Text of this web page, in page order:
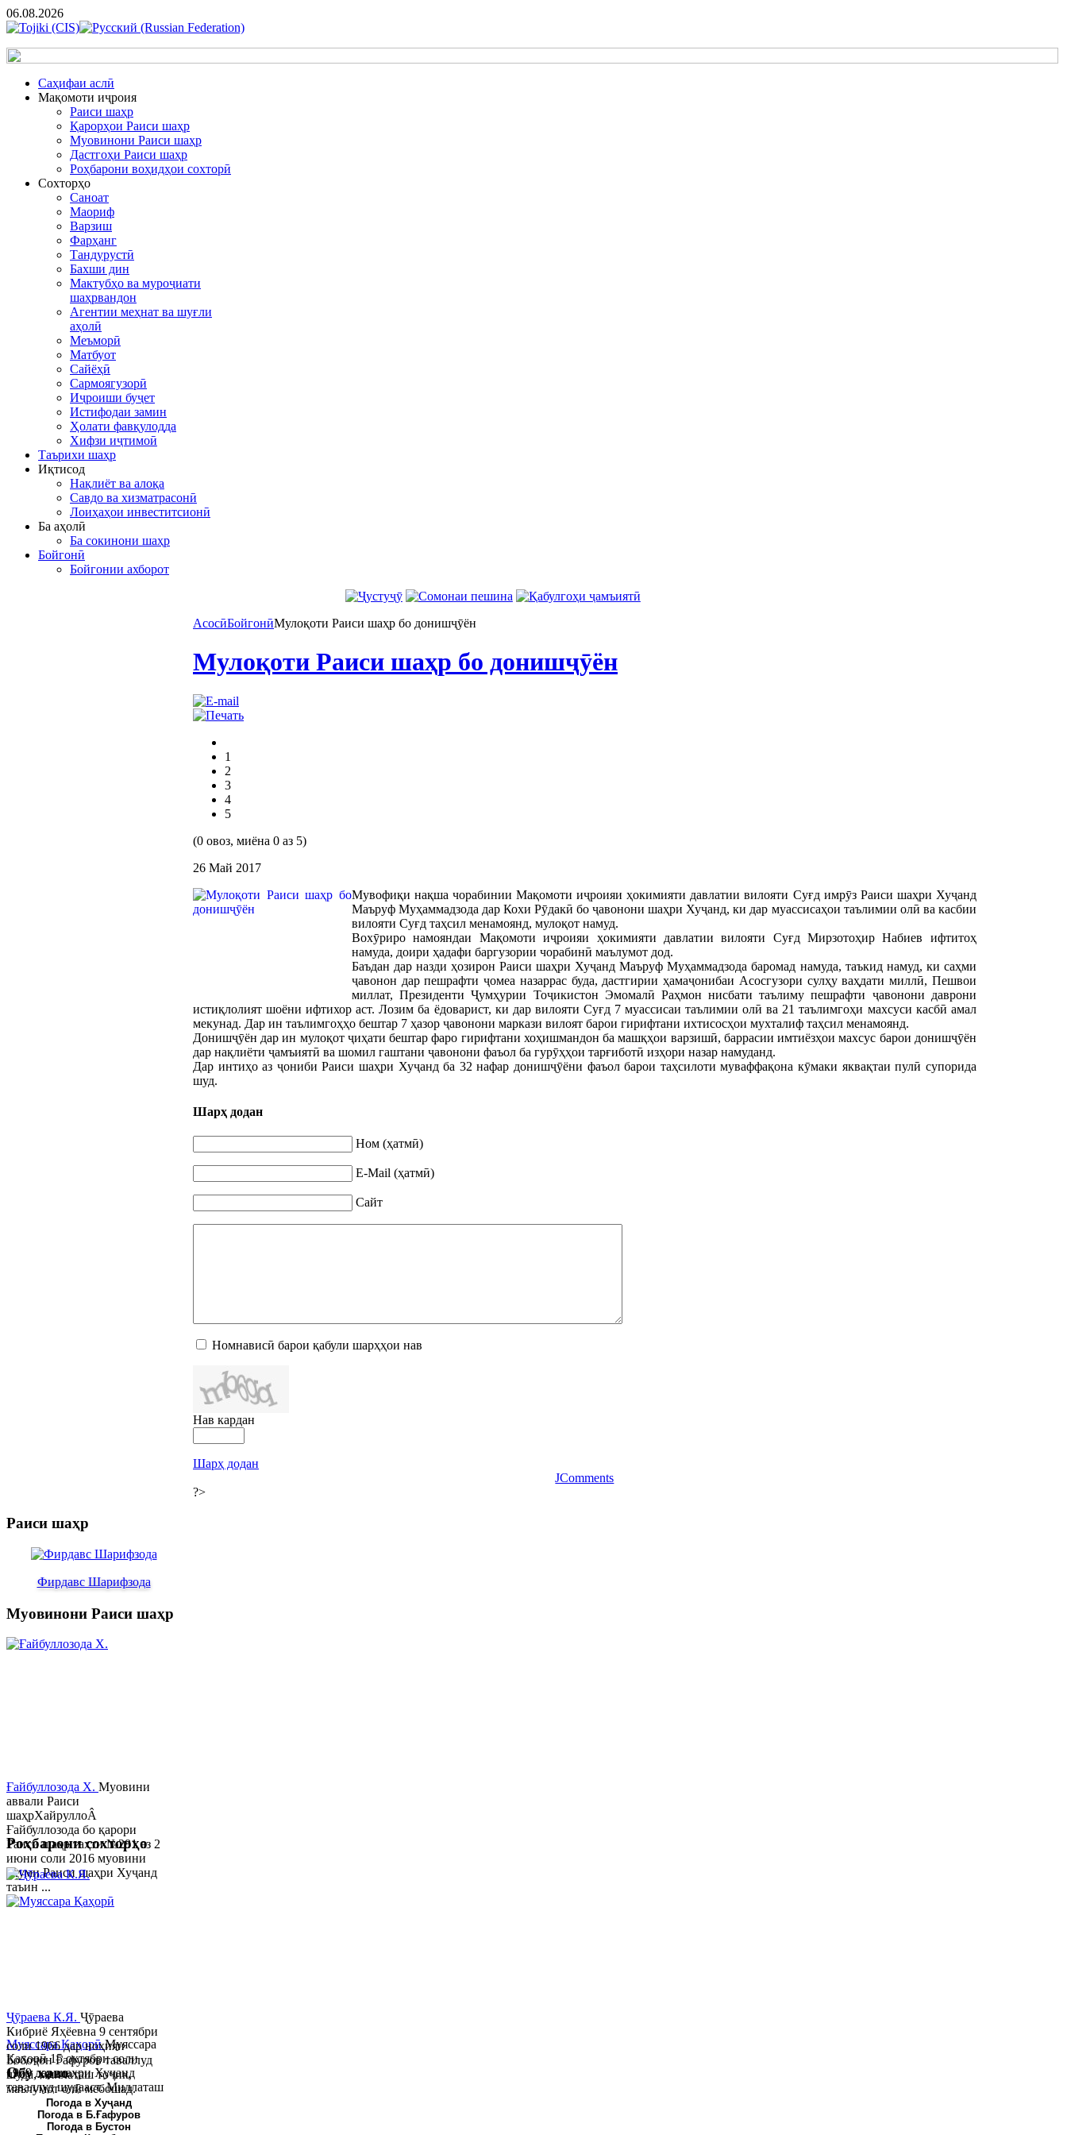
06.08.2026
Cаҳифаи аслӣ
Мақомоти иҷроия
Раиси шаҳр
Қарорҳои Раиси шаҳр
Муовинони Раиси шаҳр
Дастгоҳи Раиси шаҳр
Роҳбарони воҳидҳои сохторӣ
Сохторҳо
Саноат
Маориф
Варзиш
Фарҳанг
Тандурустӣ
Бахши дин
Мактубҳо ва муроҷиати
шаҳрвандон
Агентии меҳнат ва шуғли
аҳолӣ
Меъморӣ
Матбуот
Сайёҳӣ
Сармоягузорӣ
Иҷроиши буҷет
Истифодаи замин
Ҳолати фавқулодда
Хифзи иҷтимоӣ
Таърихи шаҳр
Иқтисод
Нақлиёт ва алоқа
Савдо ва хизматрасонӣ
Лоиҳаҳои инвеститсионӣ
Ба аҳолӣ
Ба сокинони шаҳр
Бойгонӣ
Бойгонии ахборот
АсосӣБойгонӣМулоқоти Раиси шаҳр бо донишҷӯён
Мулоқоти Раиси шаҳр бо донишҷӯён
1
2
3
4
5
(0 овоз, миёна 0 аз 5)
26 Май 2017
Мувофиқи нақша чорабинии Мақомоти иҷроияи ҳокимияти давлатии вилояти Суғд имрӯз Раиси шаҳри Хуҷанд
Маъруф Муҳаммадзода дар Кохи Рӯдакӣ бо ҷавонони шаҳри Хуҷанд, ки дар муассисаҳои таълимии олӣ ва касбии
вилояти Суғд таҳсил менамоянд, мулоқот намуд.
Вохӯриро намояндаи Мақомоти иҷроияи ҳокимияти давлатии вилояти Суғд Мирзотоҳир Набиев ифтитоҳ
намуда, доири ҳадафи баргузории чорабинӣ маълумот дод.
Баъдан дар назди ҳозирон Раиси шаҳри Хуҷанд Маъруф Муҳаммадзода баромад намуда, таъкид намуд, ки саҳми
ҷавонон дар пешрафти ҷомеа назаррас буда, дастгирии ҳамаҷонибаи Асосгузори сулҳу ваҳдати миллӣ, Пешвои
миллат, Президенти Ҷумҳурии Тоҷикистон Эмомалӣ Раҳмон нисбати таълиму пешрафти ҷавонони даврони
истиқлолият шоёни ифтихор аст. Лозим ба ёдоварист, ки дар вилояти Суғд 7 муассисаи таълимии олӣ ва 21 таълимгоҳи махсуси касбӣ амал
мекунад. Дар ин таълимгоҳҳо бештар 7 ҳазор ҷавонони маркази вилоят барои гирифтани ихтисосҳои мухталиф таҳсил менамоянд.
Донишҷӯён дар ин мулоқот ҷиҳати бештар фаро гирифтани хоҳишмандон ба машқҳои варзишӣ, баррасии имтиёзҳои махсус барои донишҷӯён
дар нақлиёти ҷамъиятӣ ва шомил гаштани ҷавонони фаъол ба гурӯҳҳои тарғиботӣ изҳори назар намуданд.
Дар интиҳо аз ҷониби Раиси шаҳри Хуҷанд ба 32 нафар донишҷӯёни фаъол барои таҳсилоти муваффақона кӯмаки яквақтаи пулӣ супорида
шуд.
Шарҳ додан
Ном (ҳатмӣ)
E-Mail (ҳатмӣ)
Сайт
Номнависӣ барои қабули шарҳҳои нав
Нав кардан
Шарҳ додан
JComments
?>
Раиси шаҳр
Фирдавс Шарифзода
Муовинони Раиси шаҳр
Ғайбуллозода Х. Муовини
аввали Раиси
шаҳрХайруллоÂ
Ғайбуллозода бо қарори
Раиси шаҳр таҳти №281 аз 2
июни соли 2016 муовини
якуми Раиси шаҳри Хуҷанд
таъин ...
Муяссара ҚаҳорӣМуяссара
Қаҳорӣ 15 октябри соли
1979 дар шаҳри Хуҷанд
таваллуд шудааст. Миллаташ
тоҷик. Маълумот олӣ. Соли
2002 Донишгоҳи давлатии
Хуҷанд ба...
Роҳбарони сохторҳо
Ҷӯраева К.Я. Ҷӯраева
Кибриё Яҳёевна 9 сентябри
соли 1966 дар ноҳияи
Бобоҷон Ғафуров таваллуд
шуда, миллаташ тоҷик,
маълумот олӣ мебошад.
Соли 1997 Донишг...
Обу хаво
Погода в Хуҷанд
Погода в Б.Ғафуров
Погода в Бустон